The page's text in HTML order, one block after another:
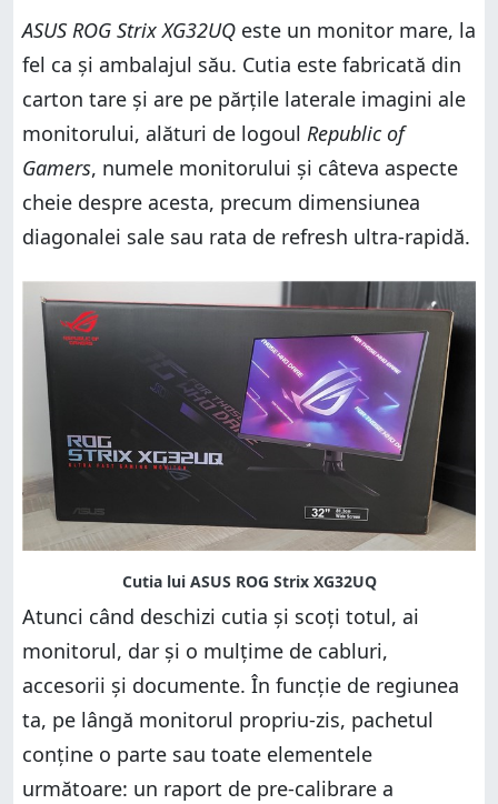
ASUS ROG Strix XG32UQ este un monitor mare, la
fel ca și ambalajul său. Cutia este fabricată din
carton tare și are pe părțile laterale imagini ale
monitorului, alături de logoul Republic of
Gamers, numele monitorului și câteva aspecte
cheie despre acesta, precum dimensiunea
diagonalei sale sau rata de refresh ultra-rapidă.
Atunci când deschizi cutia și scoți totul, ai
monitorul, dar și o mulțime de cabluri,
accesorii și documente. În funcție de regiunea
ta, pe lângă monitorul propriu-zis, pachetul
conține o parte sau toate elementele
următoare: un raport de pre-calibrare a